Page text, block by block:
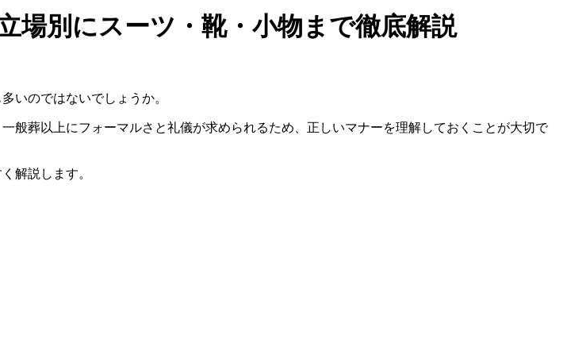
場別にスーツ・靴・小物まで徹底解説
いのではないでしょうか。
般葬以上にフォーマルさと礼儀が求められるため、正しいマナーを理解しておくことが大切で
解説します。